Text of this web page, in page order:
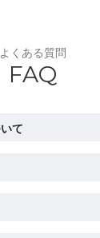
よくある質問
FAQ
て